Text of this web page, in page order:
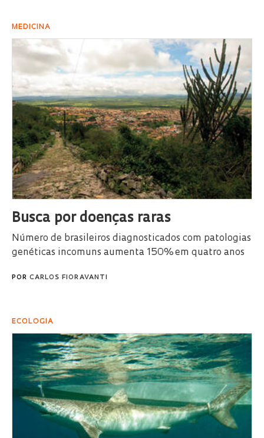
MEDICINA
Busca por doenças raras
Número de brasileiros diagnosticados com patologias
genéticas incomuns aumenta 150% em quatro anos
POR CARLOS FIORAVANTI
ECOLOGIA